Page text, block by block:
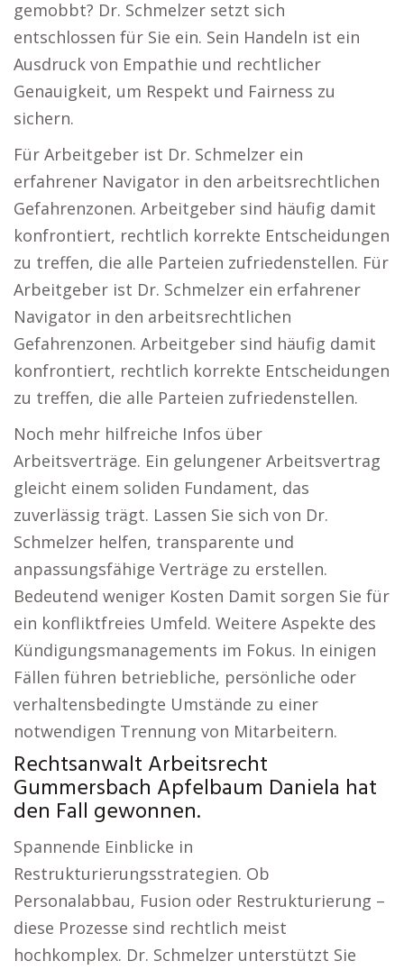
gemobbt? Dr. Schmelzer setzt sich
entschlossen für Sie ein. Sein Handeln ist ein
Ausdruck von Empathie und rechtlicher
Genauigkeit, um Respekt und Fairness zu
sichern.
Für Arbeitgeber ist Dr. Schmelzer ein
erfahrener Navigator in den arbeitsrechtlichen
Gefahrenzonen. Arbeitgeber sind häufig damit
konfrontiert, rechtlich korrekte Entscheidungen
zu treffen, die alle Parteien zufriedenstellen. Für
Arbeitgeber ist Dr. Schmelzer ein erfahrener
Navigator in den arbeitsrechtlichen
Gefahrenzonen. Arbeitgeber sind häufig damit
konfrontiert, rechtlich korrekte Entscheidungen
zu treffen, die alle Parteien zufriedenstellen.
Noch mehr hilfreiche Infos über
Arbeitsverträge. Ein gelungener Arbeitsvertrag
gleicht einem soliden Fundament, das
zuverlässig trägt. Lassen Sie sich von Dr.
Schmelzer helfen, transparente und
anpassungsfähige Verträge zu erstellen.
Bedeutend weniger Kosten Damit sorgen Sie für
ein konfliktfreies Umfeld. Weitere Aspekte des
Kündigungsmanagements im Fokus. In einigen
Fällen führen betriebliche, persönliche oder
verhaltensbedingte Umstände zu einer
notwendigen Trennung von Mitarbeitern.
Rechtsanwalt Arbeitsrecht
Gummersbach Apfelbaum Daniela hat
den Fall gewonnen.
Spannende Einblicke in
Restrukturierungsstrategien. Ob
Personalabbau, Fusion oder Restrukturierung –
diese Prozesse sind rechtlich meist
hochkomplex. Dr. Schmelzer unterstützt Sie